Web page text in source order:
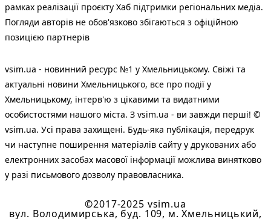
рамках реалізації проєкту Хаб підтримки регіональних медіа.
Погляди авторів не обов'язково збігаються з офіційною
позицією партнерів
vsim.ua - новинний ресурс №1 у Хмельницькому. Свіжі та
актуальні новини Хмельницького, все про події у
Хмельницькому, інтерв'ю з цікавими та видатними
особистостями нашого міста. З vsim.ua - ви завжди перші! ©
vsim.ua. Усі права захищені. Будь-яка публiкацiя, передрук
чи наступне поширення матеріалів сайту у друкованих або
електронних засобах масової інформації можлива винятково
у разі письмового дозволу правовласника.
©2017-2025 vsim.ua
вул. Володимирська, буд. 109, м. Хмельницький,